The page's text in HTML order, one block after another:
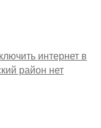
интернет в
район нет